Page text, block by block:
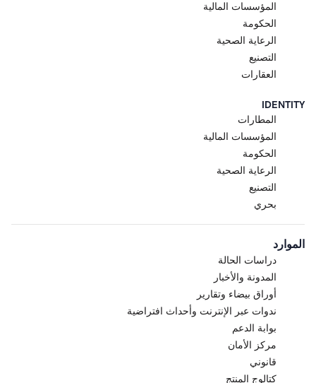
المؤسسات المالية
الحكومة
الرعاية الصحية
التصنيع
العقارات
IDENTITY
المطارات
المؤسسات المالية
الحكومة
الرعاية الصحية
التصنيع
بحري
الموارد
دراسات الحالة
المدونة والأخبار
أوراق بيضاء وتقارير
ندوات عبر الإنترنت وأحداث افتراضية
بوابة الدعم
مركز الأمان
قانوني
كتالوج المنتج